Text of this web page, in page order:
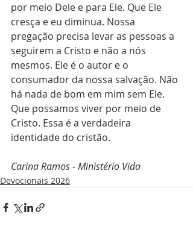
por meio Dele e para Ele. Que Ele
cresça e eu diminua. Nossa
pregação precisa levar as pessoas a
seguirem a Cristo e não a nós
mesmos. Ele é o autor e o
consumador da nossa salvação. Não
há nada de bom em mim sem Ele.
Que possamos viver por meio de
Cristo. Essa é a verdadeira
identidade do cristão.
Carina Ramos - Ministério Vida
Devocionais 2026